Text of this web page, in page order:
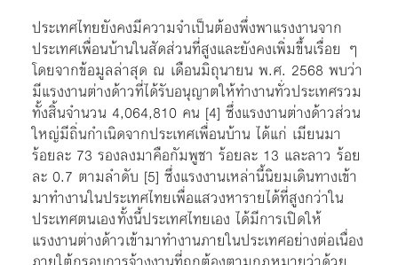
ประเทศไทยยังคงมีความจำเป็นต้องพึ่งพาแรงงานจาก
ประเทศเพื่อนบ้านในสัดส่วนที่สูงและยังคงเพิ่มขึ้นเรื่อย ๆ
โดยจากข้อมูลล่าสุด ณ เดือนมิถุนายน พ.ศ. 2568 พบว่า
มีแรงงานต่างด้าวที่ได้รับอนุญาตให้ทำงานทั่วประเทศรวม
ทั้งสิ้นจำนวน 4,064,810 คน [4] ซึ่งแรงงานต่างด้าวส่วน
ใหญ่มีถิ่นกำเนิดจากประเทศเพื่อนบ้าน ได้แก่ เมียนมา
ร้อยละ 73 รองลงมาคือกัมพูชา ร้อยละ 13 และลาว ร้อย
ละ 0.7 ตามลำดับ [5] ซึ่งแรงงานเหล่านี้นิยมเดินทางเข้า
มาทำงานในประเทศไทยเพื่อแสวงหารายได้ที่สูงกว่าใน
ประเทศตนเอง ทั้งนี้ประเทศไทยเอง ได้มีการเปิดให้
แรงงานต่างด้าวเข้ามาทำงานภายในประเทศอย่างต่อเนื่อง